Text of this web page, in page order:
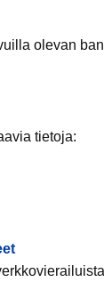
olevan
tietoja: